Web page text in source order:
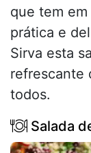
que tem
prática e
Sirva esta
refrescante
todos.
Salada